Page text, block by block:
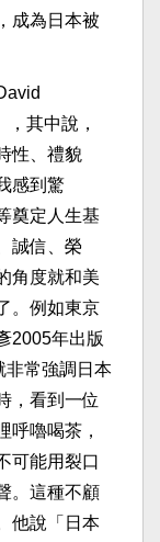
成為日本被
其中說，
性、禮貌
感到驚
奠定人生基
誠信、榮
角度就和美
。例如東京
2005年出版
非常強調日本
，看到一位
呼嚕喝茶，
可能用裂口
。這種不顧
他說「日本